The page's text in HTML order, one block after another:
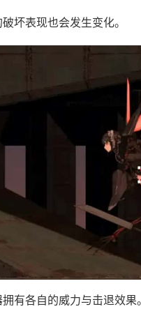
坏表现也会发生变化。
有各自的威力与击退效果。